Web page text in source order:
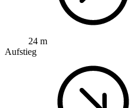
24 m
Aufstieg